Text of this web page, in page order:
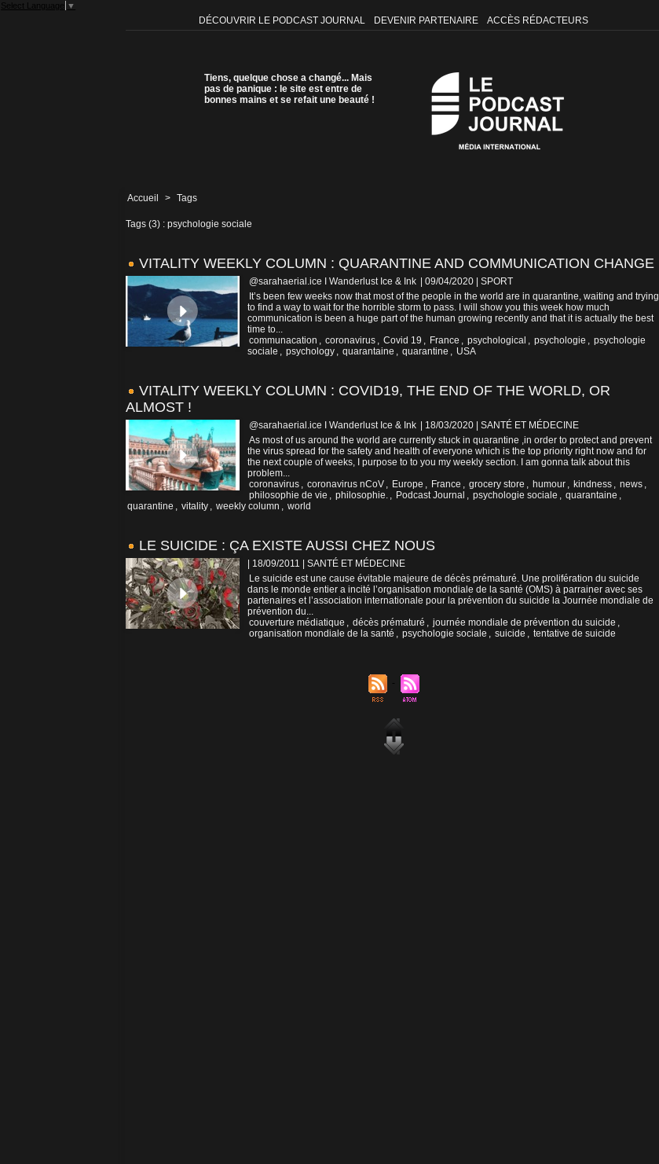
Select Language ▼
DÉCOUVRIR LE PODCAST JOURNAL DEVENIR PARTENAIRE ACCÈS RÉDACTEURS
Tiens, quelque chose a changé... Mais
pas de panique : le site est entre de
bonnes mains et se refait une beauté !
Accueil > Tags
Tags (3) : psychologie sociale
VITALITY WEEKLY COLUMN : QUARANTINE AND COMMUNICATION CHANGE
@sarahaerial.ice I Wanderlust Ice & Ink | 09/04/2020
SPORT
It’s been few weeks now that most of the people in the world are in quarantine, waiting and trying
to find a way to wait for the horrible storm to pass. I will show you this week how much
communication is been a huge part of the human growing recently and that it is actually the best
time to...
communacation , coronavirus , Covid 19 , France , psychological , psychologie , psychologie
sociale , psychology , quarantaine , quarantine , USA
VITALITY WEEKLY COLUMN : COVID19, THE END OF THE WORLD, OR
ALMOST !
@sarahaerial.ice I Wanderlust Ice & Ink | 18/03/2020
SANTÉ ET MÉDECINE
As most of us around the world are currently stuck in quarantine ,in order to protect and prevent
the virus spread for the safety and health of everyone which is the top priority right now and for
the next couple of weeks, I purpose to to you my weekly section. I am gonna talk about this
problem...
coronavirus , coronavirus nCoV , Europe , France , grocery store , humour , kindness , news ,
philosophie de vie , philosophie. , Podcast Journal , psychologie sociale , quarantaine ,
quarantine , vitality , weekly column , world
LE SUICIDE : ÇA EXISTE AUSSI CHEZ NOUS
| 18/09/2011
SANTÉ ET MÉDECINE
Le suicide est une cause évitable majeure de décès prématuré. Une prolifération du suicide
dans le monde entier a incité l’organisation mondiale de la santé (OMS) à parrainer avec ses
partenaires et l’association internationale pour la prévention du suicide la Journée mondiale de
prévention du...
couverture médiatique , décès prématuré , journée mondiale de prévention du suicide ,
organisation mondiale de la santé , psychologie sociale , suicide , tentative de suicide